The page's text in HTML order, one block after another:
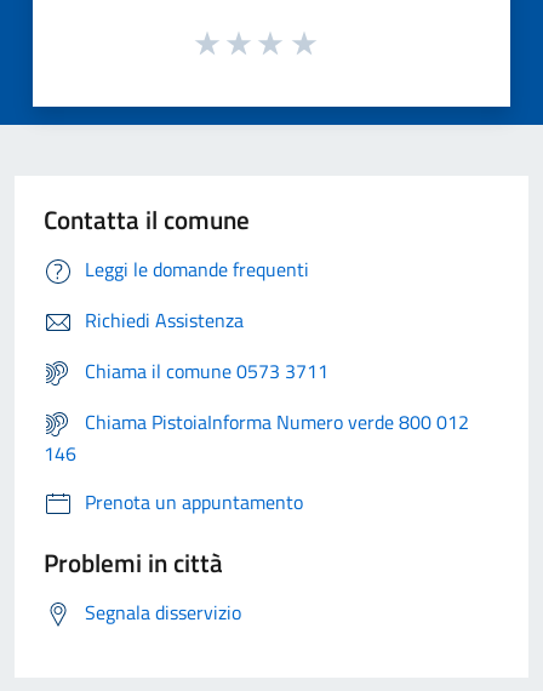
Contatta il comune
Leggi le domande frequenti
Richiedi Assistenza
Chiama il comune 0573 3711
Chiama PistoiaInforma Numero verde 800 012
146
Prenota un appuntamento
Problemi in città
Segnala disservizio